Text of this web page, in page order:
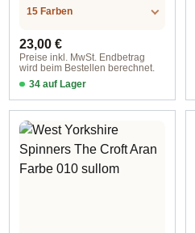
.LABEL.MATERI
15 Farben
Regulärer Preis:
23,00 €
Preise inkl. MwSt. Endbetrag
wird beim Bestellen berechnet.
34 auf Lager
151 cloudy cotton